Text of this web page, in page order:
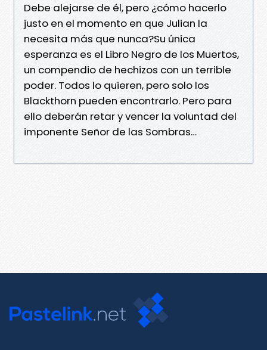
Debe alejarse de él, pero ¿cómo hacerlo
justo en el momento en que Julian la
necesita más que nunca?Su única
esperanza es el Libro Negro de los Muertos,
un compendio de hechizos con un terrible
poder. Todos lo quieren, pero solo los
Blackthorn pueden encontrarlo. Pero para
ello deberán retar y vencer la voluntad del
imponente Señor de las Sombras…